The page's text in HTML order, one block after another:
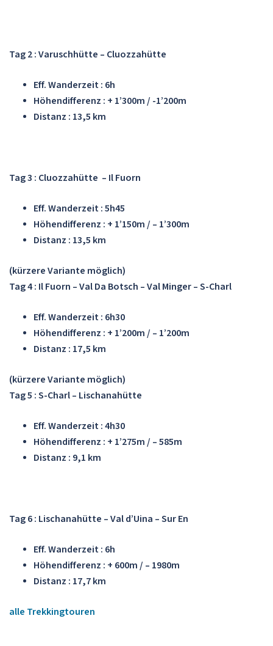
Tag 2 : Varuschhütte – Cluozzahütte
Eff. Wanderzeit : 6h
Höhendifferenz : + 1’300m / -1’200m
Distanz : 13,5 km
Tag 3 : Cluozzahütte – Il Fuorn
Eff. Wanderzeit : 5h45
Höhendifferenz : + 1’150m / – 1’300m
Distanz : 13,5 km
(kürzere Variante möglich)
Tag 4 : Il Fuorn – Val Da Botsch – Val Minger – S-Charl
Eff. Wanderzeit : 6h30
Höhendifferenz : + 1’200m / – 1’200m
Distanz : 17,5 km
(kürzere Variante möglich)
Tag 5 : S-Charl – Lischanahütte
Eff. Wanderzeit : 4h30
Höhendifferenz : + 1’275m / – 585m
Distanz : 9,1 km
Tag 6 : Lischanahütte – Val d’Uina – Sur En
Eff. Wanderzeit : 6h
Höhendifferenz : + 600m / – 1980m
Distanz : 17,7 km
alle Trekkingtouren